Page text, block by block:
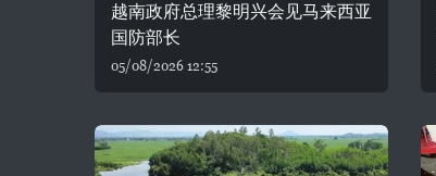
越南政府总理黎明兴会见马来西亚
国防部长
05/08/2026 12:55